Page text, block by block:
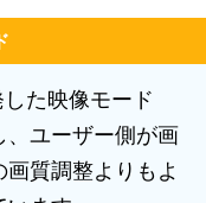
た映像モード
、ユーザー側が画
質調整よりもよ